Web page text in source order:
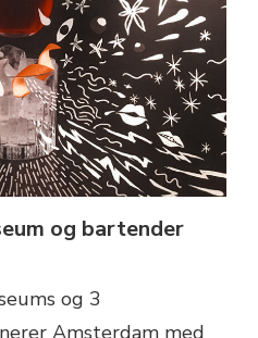
og bartender
og 3
Amsterdam med